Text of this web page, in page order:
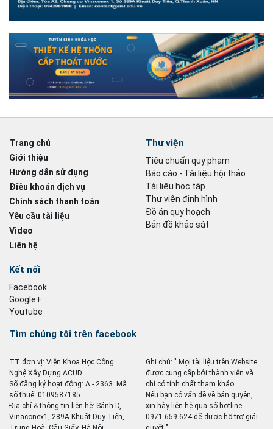
Trang chủ
Giới thiệu
Hướng dẫn sử dụng
Điều khoản dịch vụ
Chính sách thanh toán
Yêu cầu tài liệu
Video
Liên hệ
Thư viện
Tiêu chuẩn quy phạm
Báo cáo - Tài liệu hội thảo
Tài liệu học tập
Thư viện định hình
Đồ án quy hoạch
Bản đồ khảo sát
Kết nối
Facebook
Google+
Youtube
Tìm chúng tôi trên facebook
TT đơn vị: Viện Khoa Học Công
Nghệ Xây Dựng ACUD
Số đăng ký hoạt động: A - 2363. Mã
số thuế: 0109587185
Địa chỉ & thông tin liên hệ: Sảnh D,
Vinaconex1, 289A Khuất Duy Tiến,
Ghi chú: " Mọi tài liệu trên Website
được cung cấp bởi thành viên và
chỉ có tính chất tham khảo.
Nếu bạn có vấn đề về bản quyền,
xin hãy liên hệ qua số hotline
0971.659.624 để được hỗ trợ giải